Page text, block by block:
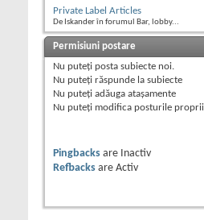
Private Label Articles
De Iskander în forumul Bar, lobby...
Permisiuni postare
Nu puteţi posta subiecte noi.
Nu puteţi răspunde la subiecte
Nu puteţi adăuga ataşamente
Nu puteţi modifica posturile proprii
Pingbacks are
Inactiv
Refbacks are Activ